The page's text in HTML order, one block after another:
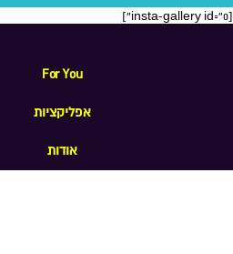
[insta-gallery id="0"]
For You
אפליקציות
אודות